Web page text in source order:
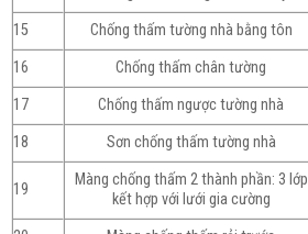
15
Chống thấm tường nhà bằng tôn
16
Chống thấm chân tường
17
Chống thấm ngược tường nhà
18
Sơn chống thấm tường nhà
19
Màng chống thấm 2 thành phần: 3 lớp
kết hợp với lưới gia cường